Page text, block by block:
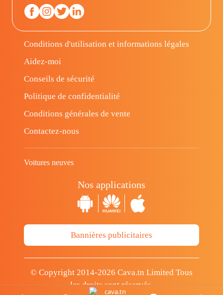
Conditions d'utilisation et informations légales
Aidez-moi
Conseils de sécurité
Politique de confidentialité
Conditions générales de vente
Contactez-nous
Voitures neuves
Nos applications
Bannières publicitaires
© Copyright 2014-2026 Cava.tn Limited Tous
les droits sont réservés.